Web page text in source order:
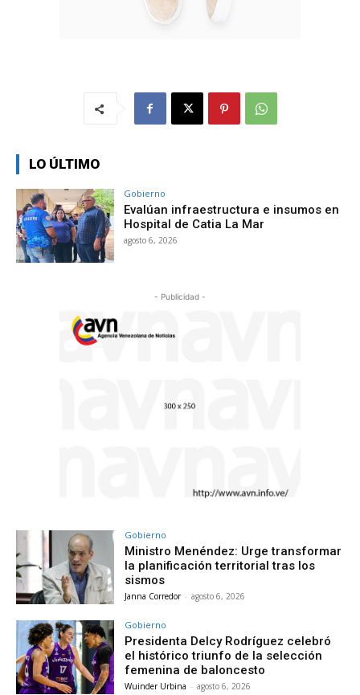
LO ÚLTIMO
Gobierno
Evalúan infraestructura e insumos en
Hospital de Catia La Mar
agosto 6, 2026
- Publicidad -
Gobierno
Ministro Menéndez: Urge transformar
la planificación territorial tras los
sismos
Janna Corredor - agosto 6, 2026
Gobierno
Presidenta Delcy Rodríguez celebró
el histórico triunfo de la selección
femenina de baloncesto
Wuinder Urbina - agosto 6, 2026